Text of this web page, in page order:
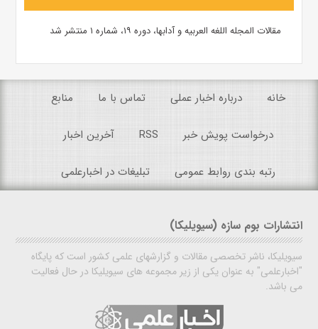
مقالات المجله اللغه العربیه و آدابها، دوره ۱۹، شماره ۱ منتشر شد
خانه درباره اخبار عملی تماس با ما منابع
درخواست پویش خبر RSS آخرین اخبار
رتبه بندی روابط عمومی تبلیغات در اخبارعلمی
انتشارات بوم سازه (سیویلیکا)
سیویلیکا، ناشر تخصصی مقالات و گزارشهای علمی کشور است که پایگاه
"اخبارعلمی" به عنوان یکی از زیر مجموعه های سیویلیکا در حال فعالیت
می باشد.